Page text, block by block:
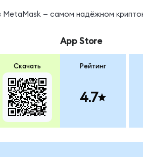
MetaMask — самом надёжном
Скачать
App Store
Рейтинг
4.7